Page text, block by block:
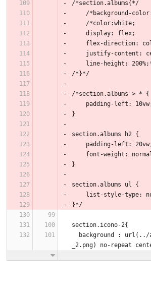
/*section.albums{*/
/*background-
    /*color:white;
    display: flex;
flex-direction:
justify-content:
line-height:
/*}*/
/*section.albums > * {
padding-left:
}
section.albums h2 {
padding-left:
font-weight:
}
section.albums ul {
list-style-type:
}*/
section.icono-2{
_2.png) no-repeat